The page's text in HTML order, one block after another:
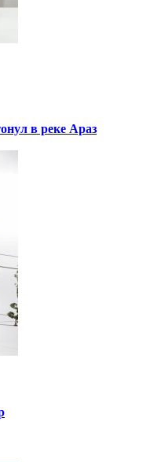
в реке Араз